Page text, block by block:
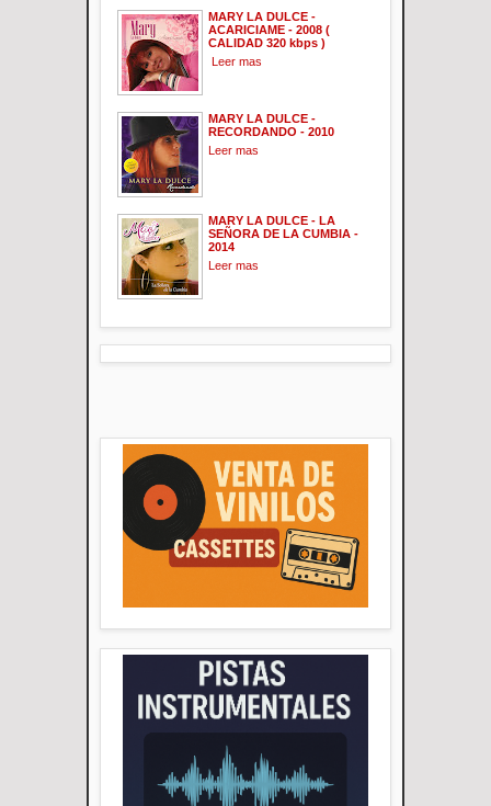
MARY LA DULCE -
ACARICIAME - 2008 (
CALIDAD 320 kbps )
Leer mas
MARY LA DULCE -
RECORDANDO - 2010
Leer mas
MARY LA DULCE - LA
SEÑORA DE LA CUMBIA -
2014
Leer mas